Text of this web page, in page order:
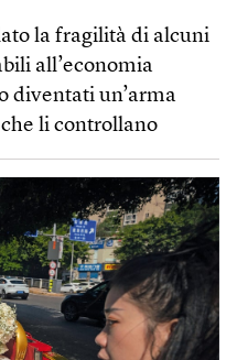
la fragilità di alcuni
all’economia
diventati un’arma
li controllano